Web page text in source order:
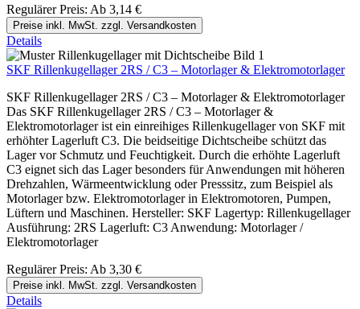
Regulärer Preis: Ab 3,14 €
Preise inkl. MwSt. zzgl. Versandkosten
Details
SKF Rillenkugellager 2RS / C3 – Motorlager & Elektromotorlager
SKF Rillenkugellager 2RS / C3 – Motorlager & Elektromotorlager
Das SKF Rillenkugellager 2RS / C3 – Motorlager &
Elektromotorlager ist ein einreihiges Rillenkugellager von SKF mit
erhöhter Lagerluft C3. Die beidseitige Dichtscheibe schützt das
Lager vor Schmutz und Feuchtigkeit. Durch die erhöhte Lagerluft
C3 eignet sich das Lager besonders für Anwendungen mit höheren
Drehzahlen, Wärmeentwicklung oder Presssitz, zum Beispiel als
Motorlager bzw. Elektromotorlager in Elektromotoren, Pumpen,
Lüftern und Maschinen. Hersteller: SKF Lagertyp: Rillenkugellager
Ausführung: 2RS Lagerluft: C3 Anwendung: Motorlager /
Elektromotorlager
Regulärer Preis: Ab 3,30 €
Preise inkl. MwSt. zzgl. Versandkosten
Details